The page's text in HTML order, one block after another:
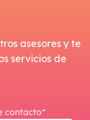
asesores y te
servicios de
contacto*